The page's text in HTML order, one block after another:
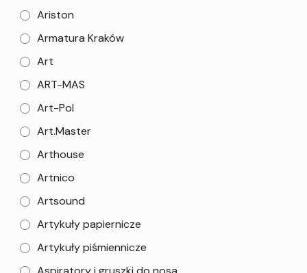
Ariston
Armatura Kraków
Art
ART-MAS
Art-Pol
Art.Master
Arthouse
Artnico
Artsound
Artykuły papiernicze
Artykuły piśmiennicze